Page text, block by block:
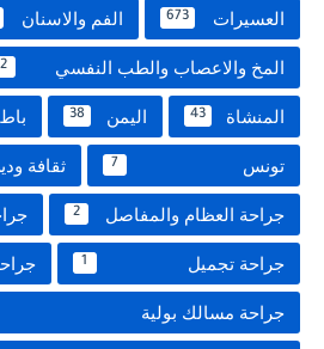
العسيرات 673 الفم والاسنان
المخ والاعصاب والطب النفسي 2
المنشاة 43 اليمن 38
تونس 7 ثقافة
جراحة العظام والمفاصل 2
جراحة تجميل 1
جراحة مسالك بولية